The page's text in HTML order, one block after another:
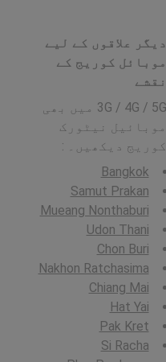
دیگر علاقوں کے لیے
موبائل کوریج کے
نقشے
3G / 4G / 5G میں بھی
موبائیل نیٹورک
کوریج دیکھیں۔ :
Bangkok
Samut Prakan
Mueang Nonthaburi
Udon Thani
Chon Buri
Nakhon Ratchasima
Chiang Mai
Hat Yai
Pak Kret
Si Racha